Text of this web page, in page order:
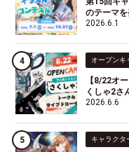
のテーマ
2026.6.1
オープンキ
【8/22オ
くしゃ2さ
2026.6.6
キャラクタ